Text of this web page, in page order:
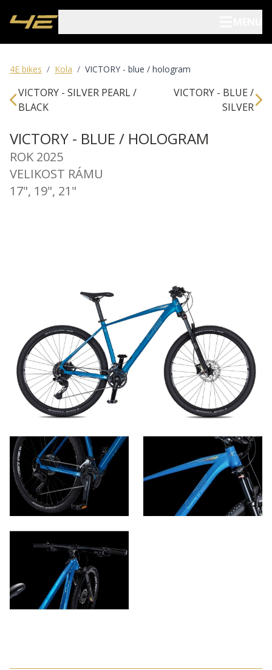
Kola
Prodejci
Blog
4E bikes / Kola / VICTORY - blue / hologram
VICTORY - SILVER PEARL /
BLACK
VICTORY - BLUE /
SILVER
VICTORY - BLUE / HOLOGRAM
ROK 2025
VELIKOST RÁMU
17", 19", 21"